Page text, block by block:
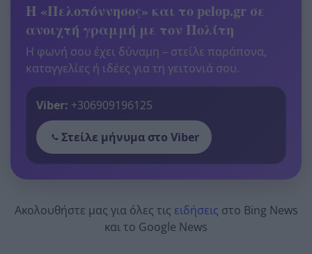
Η «Πελοπόννησος» και το pelop.gr σε
ανοιχτή γραμμή με τον Πολίτη
Η φωνή σου έχει δύναμη – στείλε παράπονα,
καταγγελίες ή ιδέες για τη γειτονιά σου.
Viber: +306909196125
Στείλε μήνυμα στο Viber
Ακολουθήστε μας για όλες τις ειδήσεις στο Bing News
και το Google News